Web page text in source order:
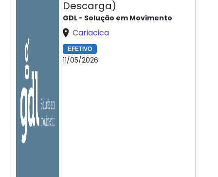
Descarga)
GDL - Solução em Movimento
Cariacica
EFETIVO
11/05/2026